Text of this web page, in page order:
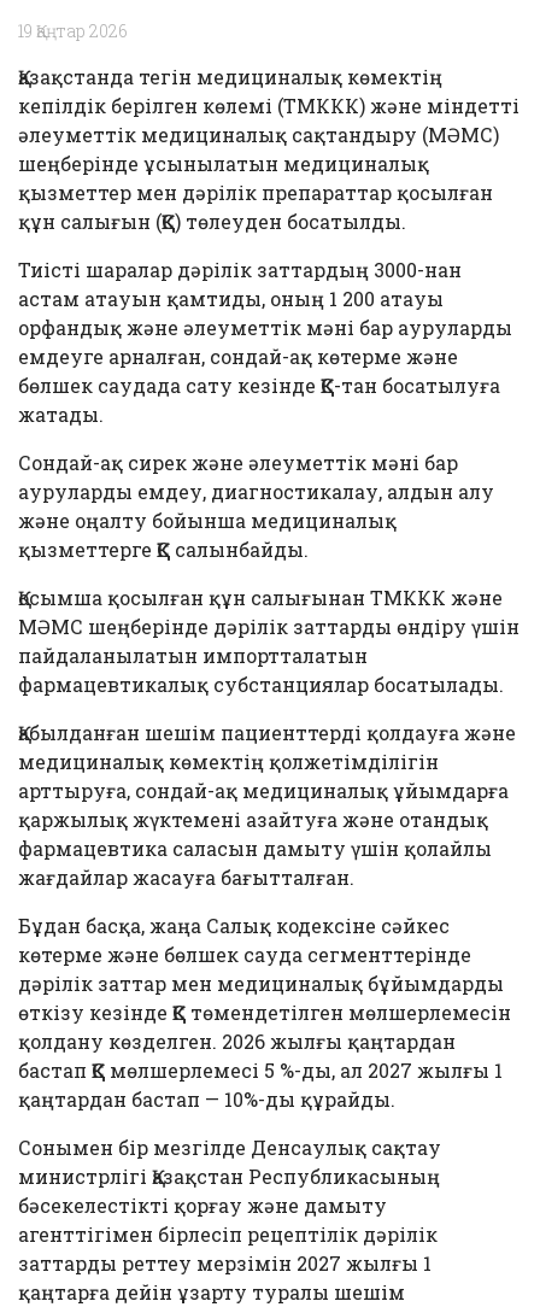
19 Қаңтар 2026
Қазақстанда тегін медициналық көмектің
кепілдік берілген көлемі (ТМККК) және міндетті
әлеуметтік медициналық сақтандыру (МӘМС)
шеңберінде ұсынылатын медициналық
қызметтер мен дәрілік препараттар қосылған
құн салығын (ҚҚС) төлеуден босатылды.
Тиісті шаралар дәрілік заттардың 3000-нан
астам атауын қамтиды, оның 1 200 атауы
орфандық және әлеуметтік мәні бар ауруларды
емдеуге арналған, сондай-ақ көтерме және
бөлшек саудада сату кезінде ҚҚС-тан босатылуға
жатады.
Сондай-ақ сирек және әлеуметтік мәні бар
ауруларды емдеу, диагностикалау, алдын алу
және оңалту бойынша медициналық
қызметтерге ҚҚС салынбайды.
Қосымша қосылған құн салығынан ТМККК және
МӘМС шеңберінде дәрілік заттарды өндіру үшін
пайдаланылатын импортталатын
фармацевтикалық субстанциялар босатылады.
Қабылданған шешім пациенттерді қолдауға және
медициналық көмектің қолжетімділігін
арттыруға, сондай-ақ медициналық ұйымдарға
қаржылық жүктемені азайтуға және отандық
фармацевтика саласын дамыту үшін қолайлы
жағдайлар жасауға бағытталған.
Бұдан басқа, жаңа Салық кодексіне сәйкес
көтерме және бөлшек сауда сегменттерінде
дәрілік заттар мен медициналық бұйымдарды
өткізу кезінде ҚҚС төмендетілген мөлшерлемесін
қолдану көзделген. 2026 жылғы қаңтардан
бастап ҚҚС мөлшерлемесі 5 %-ды, ал 2027 жылғы 1
қаңтардан бастап — 10%-ды құрайды.
Сонымен бір мезгілде Денсаулық сақтау
министрлігі Қазақстан Республикасының
бәсекелестікті қорғау және дамыту
агенттігімен бірлесіп рецептілік дәрілік
заттарды реттеу мерзімін 2027 жылғы 1
қаңтарға дейін ұзарту туралы шешім